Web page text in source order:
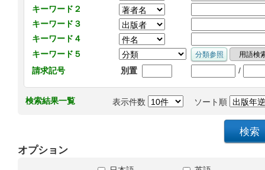
キーワード２
キーワード３
キーワード４
キーワード５
請求記号
別置 /
検索結果一覧 表示件数 ソート順
オプション